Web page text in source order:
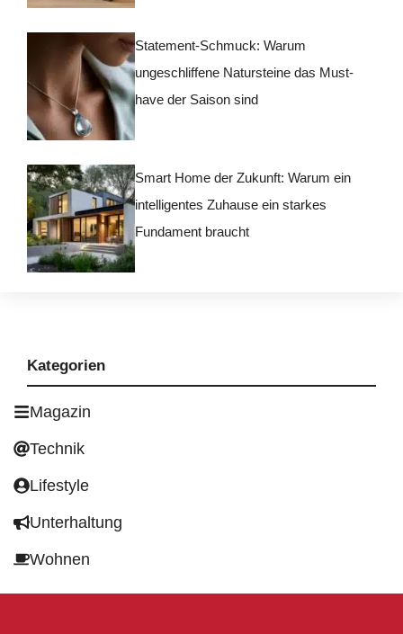
Statement-Schmuck: Warum
ungeschliffene Natursteine das Must-
have der Saison sind
Smart Home der Zukunft: Warum ein
intelligentes Zuhause ein starkes
Fundament braucht
Kategorien
Magazin
Technik
Lifestyle
Unterhaltung
Wohnen